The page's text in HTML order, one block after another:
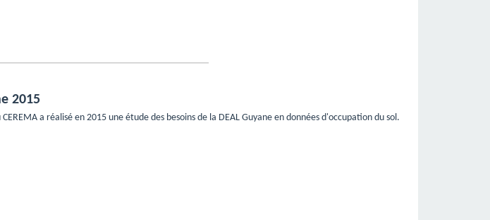
2015
a réalisé en 2015 une étude des besoins de la DEAL Guyane en données d'occupation du sol.